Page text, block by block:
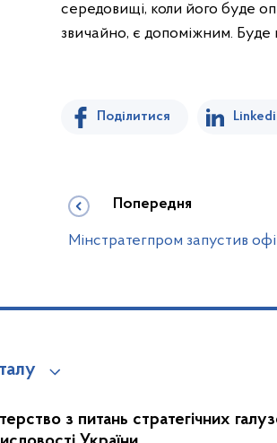
середовищі, коли його буде
звичайно, є допоміжним.
Поділитися
Попередня
Мінстратегпром запустив
з питань стратегічних